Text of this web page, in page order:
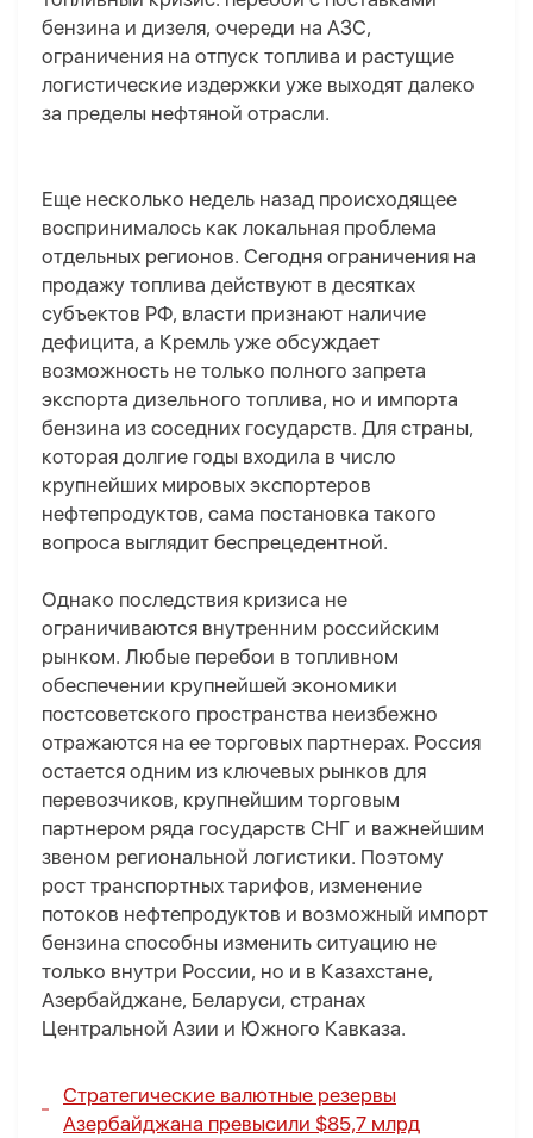
бензина и дизеля, очереди на АЗС,
ограничения на отпуск топлива и растущие
логистические издержки уже выходят далеко
за пределы нефтяной отрасли.
Еще несколько недель назад происходящее
воспринималось как локальная проблема
отдельных регионов. Сегодня ограничения на
продажу топлива действуют в десятках
субъектов РФ, власти признают наличие
дефицита, а Кремль уже обсуждает
возможность не только полного запрета
экспорта дизельного топлива, но и импорта
бензина из соседних государств. Для страны,
которая долгие годы входила в число
крупнейших мировых экспортеров
нефтепродуктов, сама постановка такого
вопроса выглядит беспрецедентной.
Однако последствия кризиса не
ограничиваются внутренним российским
рынком. Любые перебои в топливном
обеспечении крупнейшей экономики
постсоветского пространства неизбежно
отражаются на ее торговых партнерах. Россия
остается одним из ключевых рынков для
перевозчиков, крупнейшим торговым
партнером ряда государств СНГ и важнейшим
звеном региональной логистики. Поэтому
рост транспортных тарифов, изменение
потоков нефтепродуктов и возможный импорт
бензина способны изменить ситуацию не
только внутри России, но и в Казахстане,
Азербайджане, Беларуси, странах
Центральной Азии и Южного Кавказа.
Стратегические валютные резервы
Азербайджана превысили $85,7 млрд